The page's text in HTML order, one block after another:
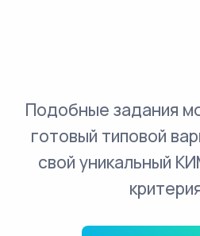
Подобные задания
готовый типовой
свой уникальный